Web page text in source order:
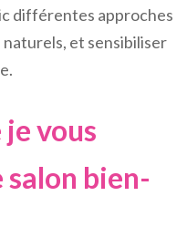
différentes approches
naturels, et sensibiliser
vous
bien-